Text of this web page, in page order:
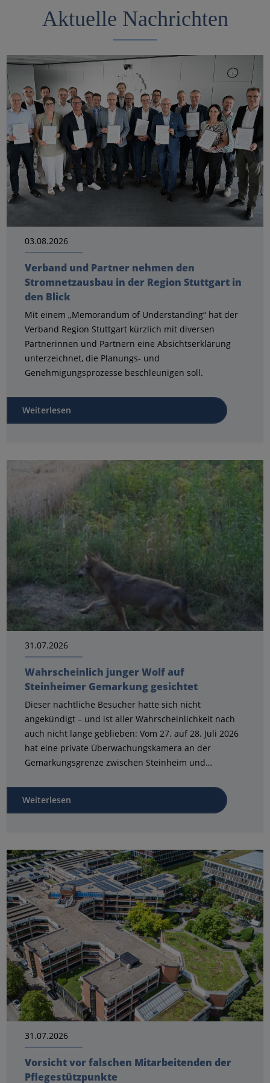
Aktuelle Nachrichten
03.08.2026
Verband und Partner nehmen den
Stromnetzausbau in der Region Stuttgart in
den Blick
Mit einem „Memorandum of Understanding“ hat der
Verband Region Stuttgart kürzlich mit diversen
Partnerinnen und Partnern eine Absichtserklärung
unterzeichnet, die Planungs- und
Genehmigungsprozesse beschleunigen soll.
Weiterlesen
31.07.2026
Wahrscheinlich junger Wolf auf
Steinheimer Gemarkung gesichtet
Dieser nächtliche Besucher hatte sich nicht
angekündigt – und ist aller Wahrscheinlichkeit nach
auch nicht lange geblieben: Vom 27. auf 28. Juli 2026
hat eine private Überwachungskamera an der
Gemarkungsgrenze zwischen Steinheim und…
Weiterlesen
31.07.2026
Vorsicht vor falschen Mitarbeitenden der
Pflegestützpunkte